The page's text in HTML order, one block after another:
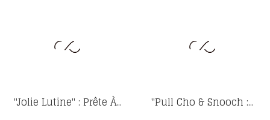
"Jolie Lutine" : Prête À... "Pull Cho & Snooch :...